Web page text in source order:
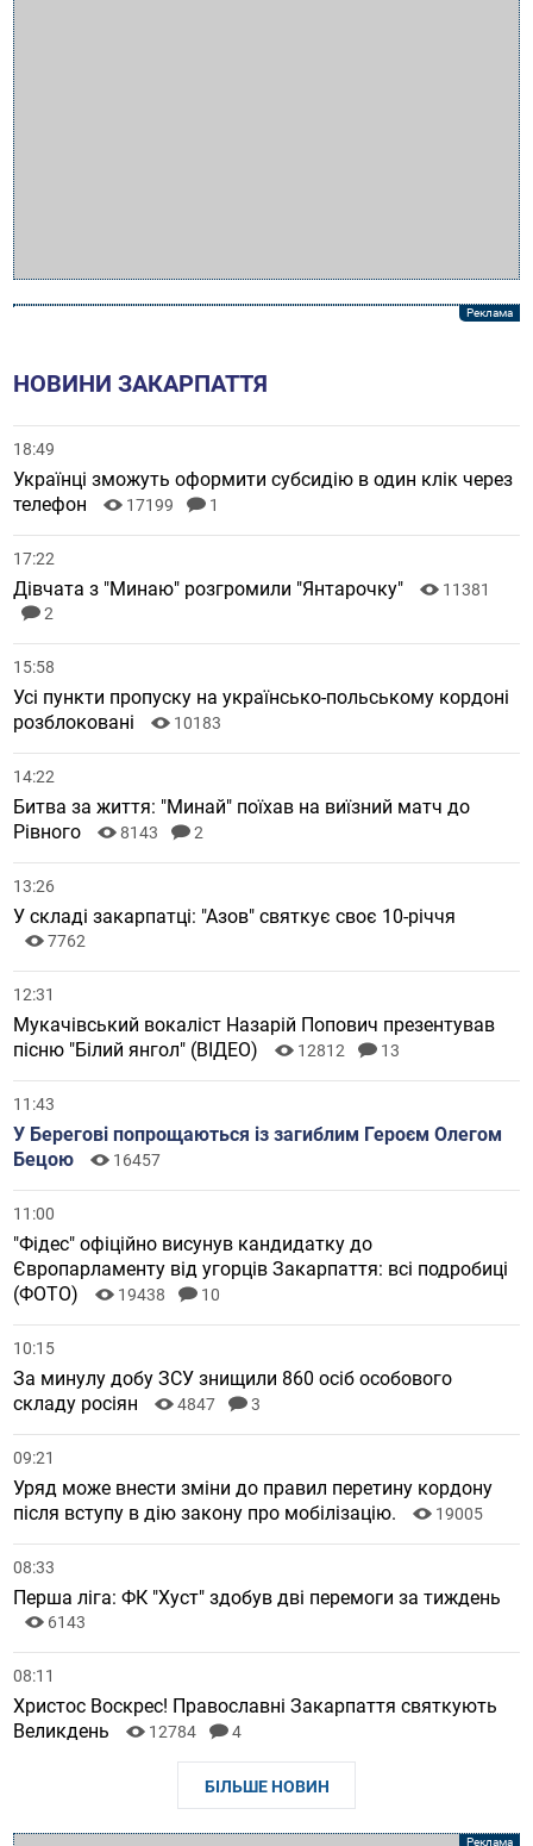
НОВИНИ ЗАКАРПАТТЯ
18:49
Українці зможуть оформити субсидію в один клік через
телефон
17199 1
17:22
Дівчата з "Минаю" розгромили "Янтарочку"
11381
2
15:58
Усі пункти пропуску на українсько-польському кордоні
розблоковані
10183
14:22
Битва за життя: "Минай" поїхав на виїзний матч до
Рівного
8143 2
13:26
У складі закарпатці: "Азов" святкує своє 10-річчя
7762
12:31
Мукачівський вокаліст Назарій Попович презентував
пісню "Білий янгол" (ВІДЕО)
12812 13
11:43
У Берегові попрощаються із загиблим Героєм Олегом
Бецою
16457
11:00
"Фідес" офіційно висунув кандидатку до
Європарламенту від угорців Закарпаття: всі подробиці
(ФОТО)
19438 10
10:15
За минулу добу ЗСУ знищили 860 осіб особового
складу росіян
4847 3
09:21
Уряд може внести зміни до правил перетину кордону
після вступу в дію закону про мобілізацію.
19005
08:33
Перша ліга: ФК "Хуст" здобув дві перемоги за тиждень
6143
08:11
Христос Воскрес! Православні Закарпаття святкують
Великдень
12784 4
БІЛЬШЕ НОВИН